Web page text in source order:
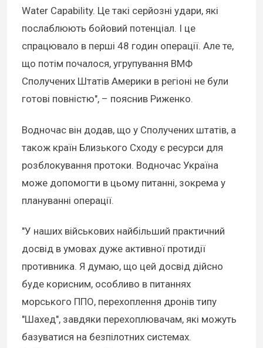
Water Capability. Це такі серйозні удари, які
послаблюють бойовий потенціал. І це
спрацювало в перші 48 годин операції. Але те,
що потім почалося, угрупування ВМФ
Сполучених Штатів Америки в регіоні не були
готові повністю", – пояснив Риженко.
Водночас він додав, що у Сполучених штатів, а
також країн Близького Сходу є ресурси для
розблокування протоки. Водночас Україна
може допомогти в цьому питанні, зокрема у
плануванні операції.
"У наших військових найбільший практичний
досвід в умовах дуже активної протидії
противника. Я думаю, що цей досвід дійсно
буде корисним, особливо в питаннях
морського ППО, перехоплення дронів типу
"Шахед", завдяки перехоплювачам, які можуть
базуватися на безпілотних системах.